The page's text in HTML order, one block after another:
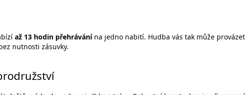
až 13 hodin přehrávánína jedno nabití. Hudba vás tak může provázet
nutnosti zásuvky.